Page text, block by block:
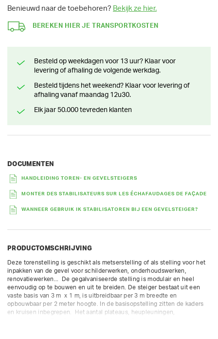
Benieuwd naar de toebehoren? Bekijk ze hier.
BEREKEN HIER JE TRANSPORTKOSTEN
Besteld op weekdagen voor 13 uur? Klaar voor
levering of afhaling de volgende werkdag.
Besteld tijdens het weekend? Klaar voor levering of
afhaling vanaf maandag 12u30.
Elk jaar 50.000 tevreden klanten
DOCUMENTEN
HANDLEIDING TOREN- EN GEVELSTEIGERS
MONTER DES STABILISATEURS SUR LES ÉCHAFAUDAGES DE FAÇADE
WANNEER GEBRUIK IK STABILISATOREN BIJ EEN GEVELSTEIGER?
PRODUCTOMSCHRIJVING
Deze torenstelling is geschikt als metserstelling of als stelling voor het
inpakken van de gevel voor schilderwerken, onderhoudswerken,
renovatiewerken...  De gegalvaniseerde stelling is modulair en heel
eenvoudig op te bouwen en uit te breiden. De steiger bestaat uit een
vaste basis van 3 m  x 1 m, is uitbreidbaar per 3 m breedte en
opbouwbaar per 2 meter hoogte. In de basisopstelling zitten de kaders
en kruisen inbegrepen.  Het aantal plateaus, heupleuningen,